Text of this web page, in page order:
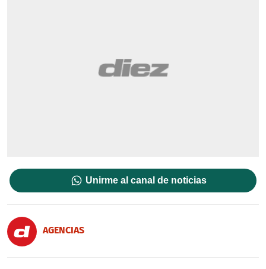
Unirme al canal de noticias
AGENCIAS